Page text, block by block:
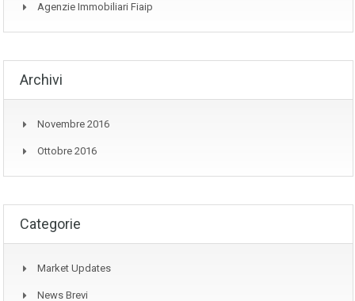
Agenzie Immobiliari Fiaip
Archivi
Novembre 2016
Ottobre 2016
Categorie
Market Updates
News Brevi